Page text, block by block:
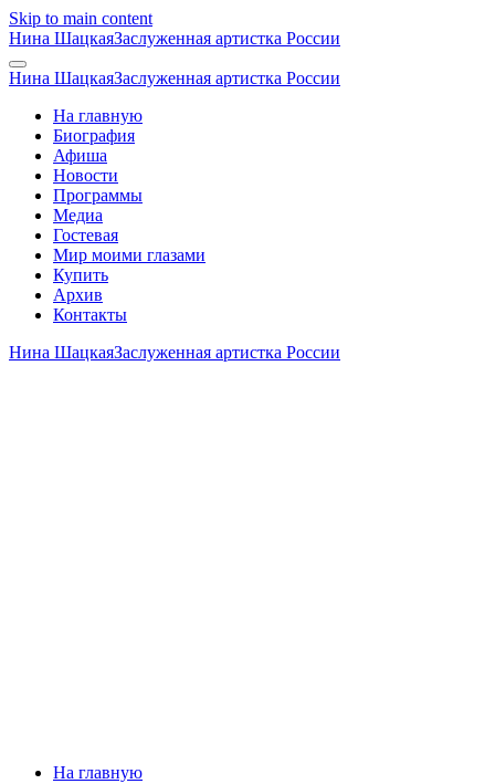
Skip to main content
Нина ШацкаяЗаслуженная артистка России
Нина ШацкаяЗаслуженная артистка России
На главную
Биография
Афиша
Новости
Программы
Медиа
Гостевая
Мир моими глазами
Купить
Архив
Контакты
Нина ШацкаяЗаслуженная артистка России
На главную